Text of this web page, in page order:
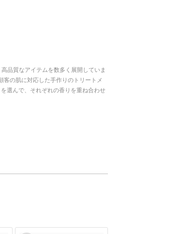
品質なアイテムを数多く展開していま
の肌に対応した手作りのトリートメ
選んで、それぞれの香りを重ね合わせ